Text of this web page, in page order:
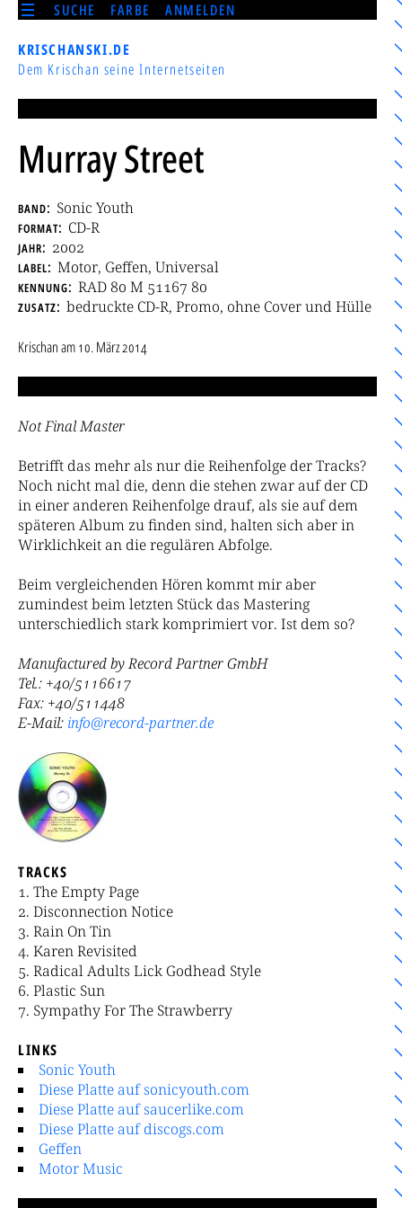
SUCHE FARBE ANMELDEN
KRISCHANSKI.DE
Dem Krischan seine Internetseiten
Murray Street
band Sonic Youth
format CD-R
jahr 2002
label Motor, Geffen, Universal
kennung RAD 80 M 51167 80
zusatz bedruckte CD-R, Promo, ohne Cover und Hülle
Krischanam10. März 2014
Not Final Master
Betrifft das mehr als nur die Reihenfolge der Tracks?
Noch nicht mal die, denn die stehen zwar auf der CD
in einer anderen Reihenfolge drauf, als sie auf dem
späteren Album zu finden sind, halten sich aber in
Wirklichkeit an die regulären Abfolge.
Beim vergleichenden Hören kommt mir aber
zumindest beim letzten Stück das Mastering
unterschiedlich stark komprimiert vor. Ist dem so?
Manufactured byRecord Partner GmbH
Tel.: +40/5116617
Fax: +40/511448
E-Mail: info@record-partner.de
TRACKS
The Empty Page
Disconnection Notice
Rain On Tin
Karen Revisited
Radical Adults Lick Godhead Style
Plastic Sun
Sympathy For The Strawberry
LINKS
Sonic Youth
Diese Platte auf sonicyouth.com
Diese Platte auf saucerlike.com
Diese Platte auf discogs.com
Geffen
Motor Music